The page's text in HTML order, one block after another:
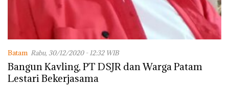
Batam Rabu, 30/12/2020 - 12:32 WIB
Bangun Kavling, PT DSJR dan Warga Patam
Lestari Bekerjasama